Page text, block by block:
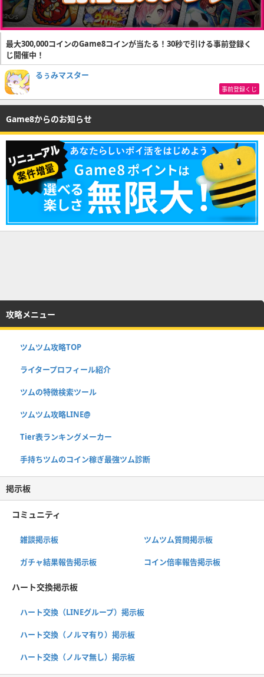
最大300,000コインのGame8コインが当たる！30秒で引ける事前登録く
じ開催中！
るぅみマスター
事前登録くじ
Game8からのお知らせ
攻略メニュー
ツムツム攻略TOP
ライタープロフィール紹介
ツムの特徴検索ツール
ツムツム攻略LINE@
Tier表ランキングメーカー
手持ちツムのコイン稼ぎ最強ツム診断
掲示板
コミュニティ
雑談掲示板 ツムツム質問掲示板
ガチャ結果報告掲示板 コイン倍率報告掲示板
ハート交換掲示板
ハート交換（LINEグループ）掲示板
ハート交換（ノルマ有り）掲示板
ハート交換（ノルマ無し）掲示板